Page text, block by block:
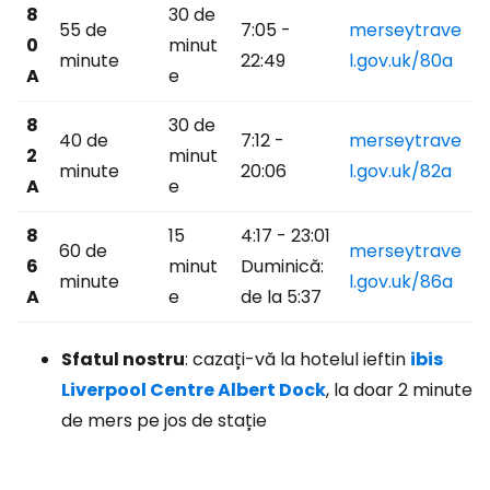
8
0
A
55 de
minute
30 de
minut
e
7:05 -
22:49
merseytrave
l.gov.uk/80a
8
2
A
40 de
minute
30 de
minut
e
7:12 -
20:06
merseytrave
l.gov.uk/82a
8
6
A
60 de
minute
15
minut
e
4:17 - 23:01
Duminică:
de la 5:37
merseytrave
l.gov.uk/86a
Sfatul nostru: cazați-vă la hotelul ieftin ibis
Liverpool Centre Albert Dock, la doar 2 minute
de mers pe jos de stație